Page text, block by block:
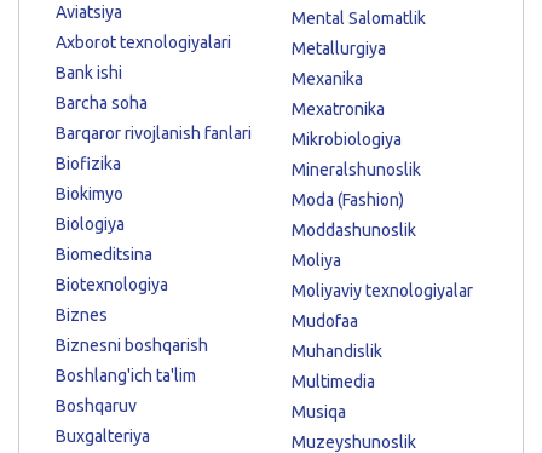
Aviatsiya
Axborot texnologiyalari
Bank ishi
Barcha soha
Barqaror rivojlanish fanlari
Biofizika
Biokimyo
Biologiya
Biomeditsina
Biotexnologiya
Biznes
Biznesni boshqarish
Boshlang'ich ta'lim
Boshqaruv
Buxgalteriya
Mental Salomatlik
Metallurgiya
Mexanika
Mexatronika
Mikrobiologiya
Mineralshunoslik
Moda (Fashion)
Moddashunoslik
Moliya
Moliyaviy texnologiyalar
Mudofaa
Muhandislik
Multimedia
Musiqa
Muzeyshunoslik